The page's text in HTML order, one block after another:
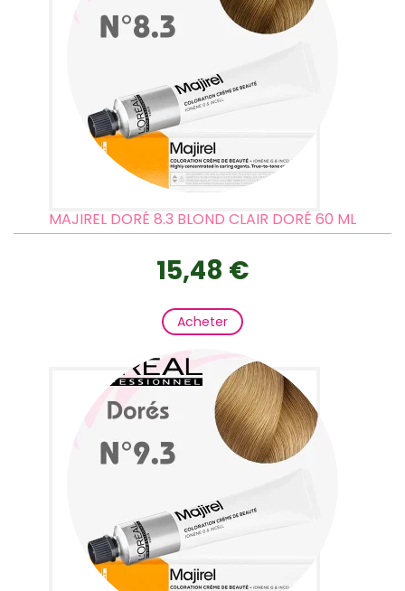
MAJIREL DORÉ 8.3 BLOND CLAIR DORÉ 60 ML
15,48 €
Acheter